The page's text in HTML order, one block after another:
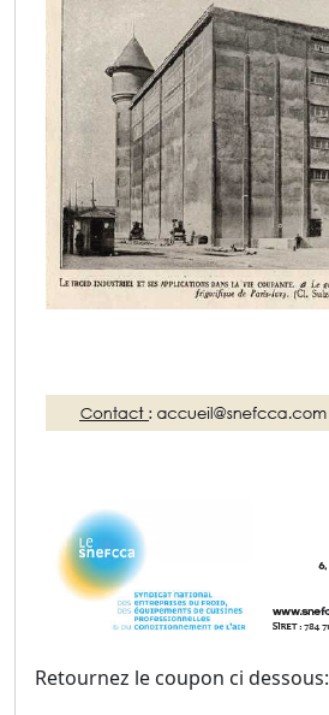
Retournez le coupon ci dessous: